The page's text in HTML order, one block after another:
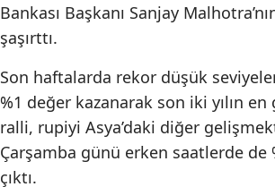
Bankası Başkanı Sanjay
şaşırttı.
Son haftalarda rekor düşük
%1 değer kazanarak son iki yılın
ralli, rupiyi Asya’daki diğer
Çarşamba günü erken saatlerde de
çıktı.